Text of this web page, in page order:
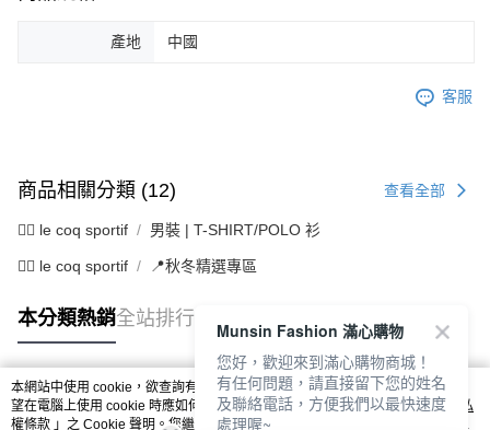
產地 中國
客服
商品相關分類 (12) 查看全部
🚴‍♂️ le coq sportif 男裝 | T-SHIRT/POLO 衫
🚴‍♂️ le coq sportif 📍秋冬精選專區
本分類熱銷全站排行
熱門標籤
本網站中使用 cookie，欲查詢有關本網站使用 cookie 方式之詳情，及若您不希
望在電腦上使用 cookie 時應如何變更電腦的 cookie 設定，請參閱本網站「
隱私
權條款 」之 Cookie 聲明。您繼續使用本網站即表示您同意本公司得按本網站使
Munsin Fashion 滿心購物
您好，歡迎來到滿心購物商城！
有任何問題，請直接留下您的姓名
及聯絡電話，方便我們以最快速度
處理喔~